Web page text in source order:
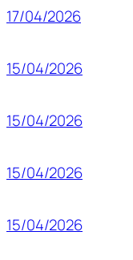
17/04/2026
15/04/2026
15/04/2026
15/04/2026
15/04/2026